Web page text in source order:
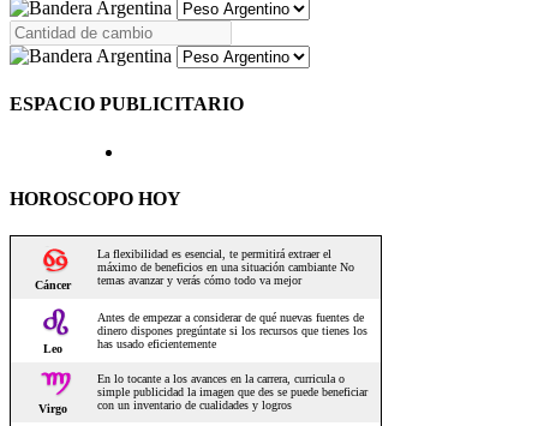
ESPACIO PUBLICITARIO
HOROSCOPO HOY